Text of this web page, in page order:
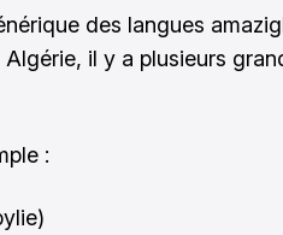
des langues
Algérie, il y a plusieurs
: